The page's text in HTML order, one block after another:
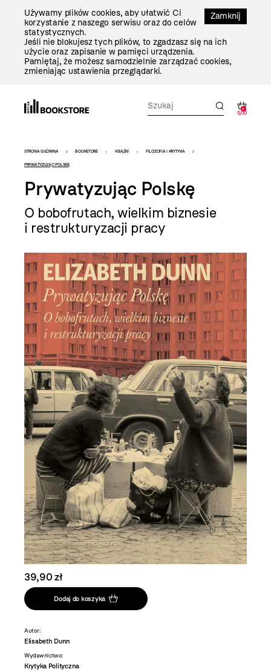
Zamknij
Używamy plików cookies, aby ułatwić Ci
korzystanie z naszego serwisu oraz do celów
statystycznych.
Jeśli nie blokujesz tych plików, to zgadzasz się na ich
użycie oraz zapisanie w pamięci urządzenia.
Pamiętaj, że możesz samodzielnie zarządzać cookies,
zmieniając ustawienia przeglądarki.
0
0,00
Bookstore
-
szablon
szczegóły
STRONA GŁÓWNA BOOKSTORE KSIĄŻKI FILOZOFIA I KRYTYKA
PRYWATYZUJĄC POLSKĘ
Prywatyzując Polskę
O bobofrutach, wielkim biznesie
i restrukturyzacji pracy
39,90 zł
Dodaj do koszyka
Autor:
Elisabeth Dunn
Wydawnictwo:
Krytyka Polityczna